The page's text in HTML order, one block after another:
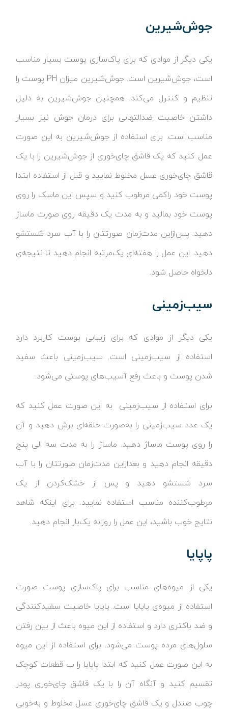
جوش‌شیرین
یکی دیگر از موادی که برای پاک‌سازی پوست بسیار مناسب
است، جوش‌شیرین است. جوش‌شیرین میزان PH پوست را
تنظیم و کنترل می‌کند. همچنین جوش‌شیرین به دلیل
داشتن خاصیت ضدالتهابی برای درمان جوش نیز بسیار
مناسب است. برای استفاده از جوش‌شیرین به این صورت
عمل کنید که یک قاشق چای‌خوری از جوش‌شیرین را با یک
قاشق چای‌خوری عسل مخلوط نمایید و قبل از استفاده ابتدا
پوست خود راکمی مرطوب کنید و سپس این ماسک را روی
پوست خود بمالید و به مدت یک دقیقه روی صورت ماساژ
دهید. پس‌ازاین مدت‌زمان صورتتان را با آب سرد شستشو
دهید. این عمل را هفته‌ای یک‌مرتبه انجام دهید تا نتیجه‌ی
دلخواه حاصل شود.
سیب‌زمینی
یکی دیگر از موادی که برای زیبایی پوست کاربرد دارد
استفاده از سیب‌زمینی است. سیب‌زمینی باعث سفید
شدن پوست و باعث رفع آسیب‌های پوستی می‌شود.
برای استفاده از سیب‌زمینی به این صورت عمل کنید که
یک عدد سیب‌زمینی را به‌صورت حلقه‌ای برش دهید و آن
را روی پوست ماساژ دهید. ماساژ را به مدت سه الی پنج
دقیقه انجام دهید و بعدازاین مدت‌زمان صورتتان را با آب
سرد شستشو دهید و پس از خشک‌کردن از یک
مرطوب‌کننده مناسب استفاده نمایید. برای اینکه شاهد
نتایج خوب باشید، این عمل را روزانه یک‌بار انجام دهید.
پاپایا
یکی از میوه‌های مناسب برای پاک‌سازی پوست صورت
استفاده از میوه‌ی پاپایا است. پاپایا خاصیت سفیدکنندگی
و ضد باکتری دارد و استفاده از این میوه باعث از بین رفتن
سلول‌های مرده پوست می‌شود. برای استفاده از این میوه
به این صورت عمل کنید که ابتدا پاپایا را ب قطعات کوچک
تقسیم کنید و آنگاه آن را با یک قاشق چای‌خوری پودر
چوب صندل و یک قاشق چای‌خوری عسل مخلوط و به‌خوبی